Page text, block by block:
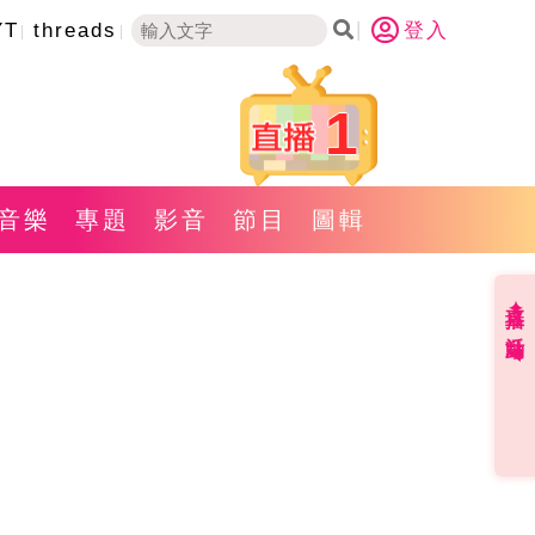
threads 登入
1
樂 專題 影音 節目 圖輯
直播✦活動